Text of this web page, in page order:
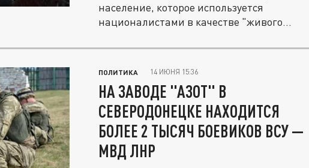
население, которое используется
националистами в качестве "живого
ПОЛИТИКА 14 ИЮНЯ 15:36
НА ЗАВОДЕ "АЗОТ" В
СЕВЕРОДОНЕЦКЕ НАХОДИТСЯ
БОЛЕЕ 2 ТЫСЯЧ БОЕВИКОВ ВСУ —
МВД ЛНР